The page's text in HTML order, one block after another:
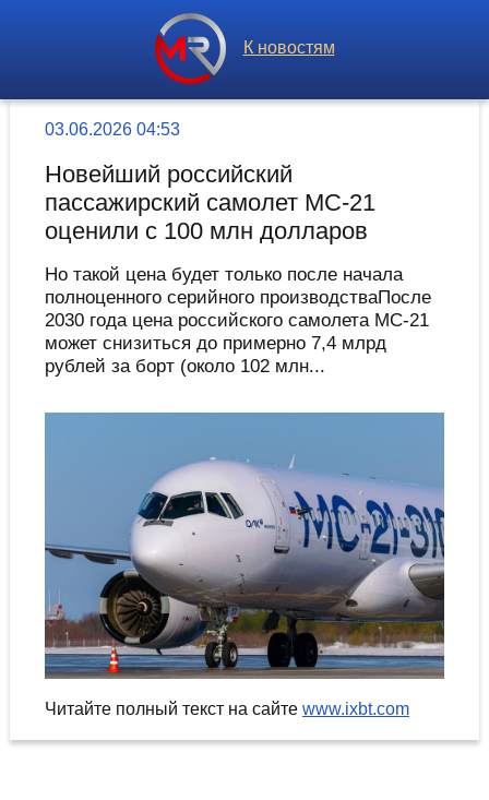
К новостям
03.06.2026 04:53
Новейший российский
пассажирский самолет МС-21
оценили с 100 млн долларов
Но такой цена будет только после начала
полноценного серийного производстваПосле
2030 года цена российского самолета МС-21
может снизиться до примерно 7,4 млрд
рублей за борт (около 102 млн...
Читайте полный текст на сайте www.ixbt.com